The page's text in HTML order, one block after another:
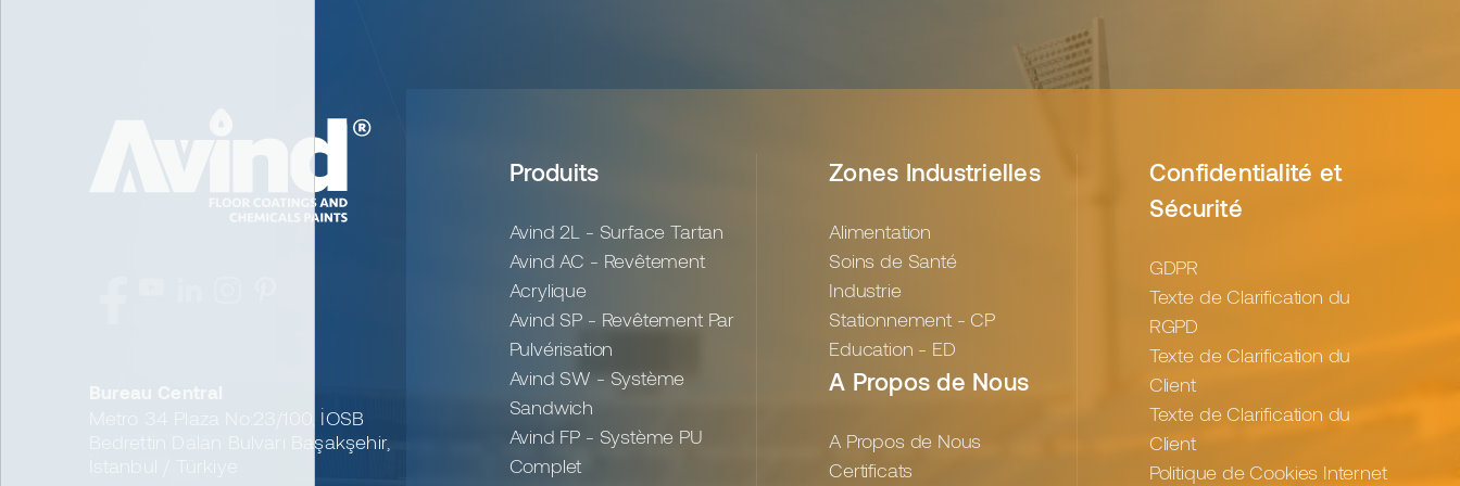
Bureau Central
Metro 34 Plaza No:23/100, İOSB
Bedrettin Dalan Bulvarı Başakşehir,
Produits
Avind 2L - Surface Tartan
Avind AC - Revêtement
Acrylique
Avind SP - Revêtement Par
Pulvérisation
Avind SW - Système
Sandwich
Avind FP - Système PU
Complet
Zones Industrielles
Alimentation
Soins de Santé
Industrie
Stationnement - CP
Education - ED
A Propos de Nous
A Propos de Nous
Certificats
Confidentialité et
Sécurité
GDPR
Texte de Clarification du
RGPD
Texte de Clarification du
Client
Texte de Clarification du
Client
Politique de Cookies Internet